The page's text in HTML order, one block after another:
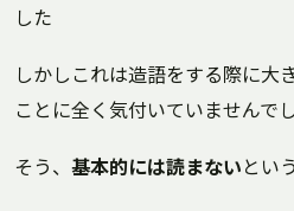
した
しかしこれは造語をする際に大
ことに全く気付いていませんで
そう、 基本的には読まない とい